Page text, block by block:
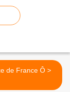
Audience de France Ô >